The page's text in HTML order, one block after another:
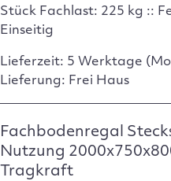
Stück Fachlast: 225 kg ::
Einseitig
Lieferzeit: 5 Werktage
Lieferung: Frei Haus
Fachbodenregal
Nutzung
Tragkraft